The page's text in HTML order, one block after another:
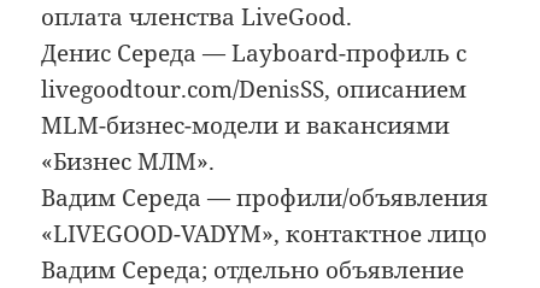
оплата членства LiveGood.
Денис Середа — Layboard-профиль с
livegoodtour.com/DenisSS, описанием
MLM-бизнес-модели и вакансиями
«Бизнес МЛМ».
Вадим Середа — профили/объявления
«LIVEGOOD-VADYM», контактное лицо
Вадим Середа; отдельно объявление